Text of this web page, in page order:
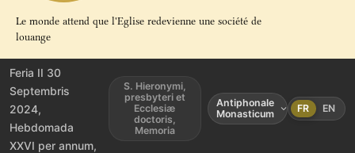
Le monde attend que l'Eglise redevienne une société de
louange
Feria II 30
Septembris
2024,
Hebdomada
XXVI per annum,
S. Hieronymi,
presbyteri et
Ecclesiæ
doctoris,
Memoria
Antiphonale
Monasticum
FR EN